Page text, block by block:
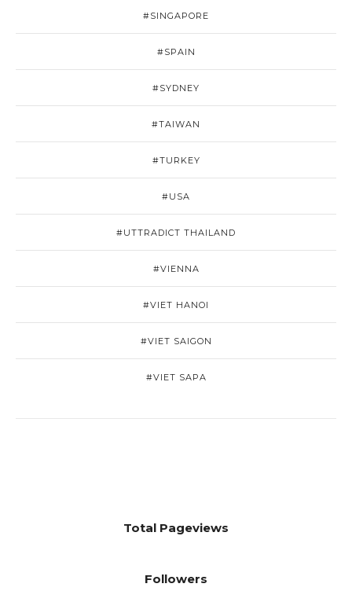
#SINGAPORE
#SPAIN
#SYDNEY
#TAIWAN
#TURKEY
#USA
#UTTRADICT THAILAND
#VIENNA
#VIET HANOI
#VIET SAIGON
#VIET SAPA
Total Pageviews
Followers